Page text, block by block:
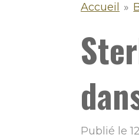
Accueil »
Publié le